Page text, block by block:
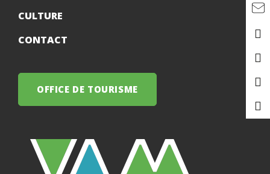
CULTURE
CONTACT
OFFICE DE TOURISME